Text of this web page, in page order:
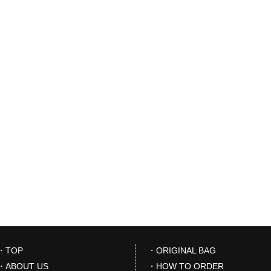
・TOP
・ABOUT US
・ORIGINAL BAG
・HOW TO ORDER